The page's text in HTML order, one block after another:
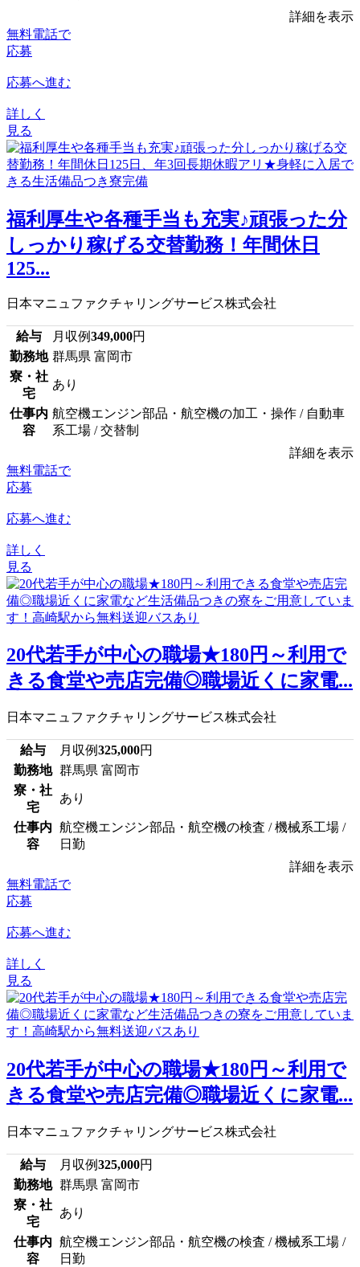
詳細を表示
無料電話で
応募
応募へ進む
詳しく
見る
福利厚生や各種手当も充実♪頑張った分
しっかり稼げる交替勤務！年間休日
125...
日本マニュファクチャリングサービス株式会社
給与 月収例349,000円
勤務地 群馬県 富岡市
寮・社
宅
あり
仕事内
容
航空機エンジン部品・航空機の加工・操作 / 自動車
系工場 / 交替制
詳細を表示
無料電話で
応募
応募へ進む
詳しく
見る
20代若手が中心の職場★180円～利用で
きる食堂や売店完備◎職場近くに家電...
日本マニュファクチャリングサービス株式会社
給与 月収例325,000円
勤務地 群馬県 富岡市
寮・社
宅
あり
仕事内
容
航空機エンジン部品・航空機の検査 / 機械系工場 /
日勤
詳細を表示
無料電話で
応募
応募へ進む
詳しく
見る
20代若手が中心の職場★180円～利用で
きる食堂や売店完備◎職場近くに家電...
日本マニュファクチャリングサービス株式会社
給与 月収例325,000円
勤務地 群馬県 富岡市
寮・社
宅
あり
仕事内
容
航空機エンジン部品・航空機の検査 / 機械系工場 /
日勤